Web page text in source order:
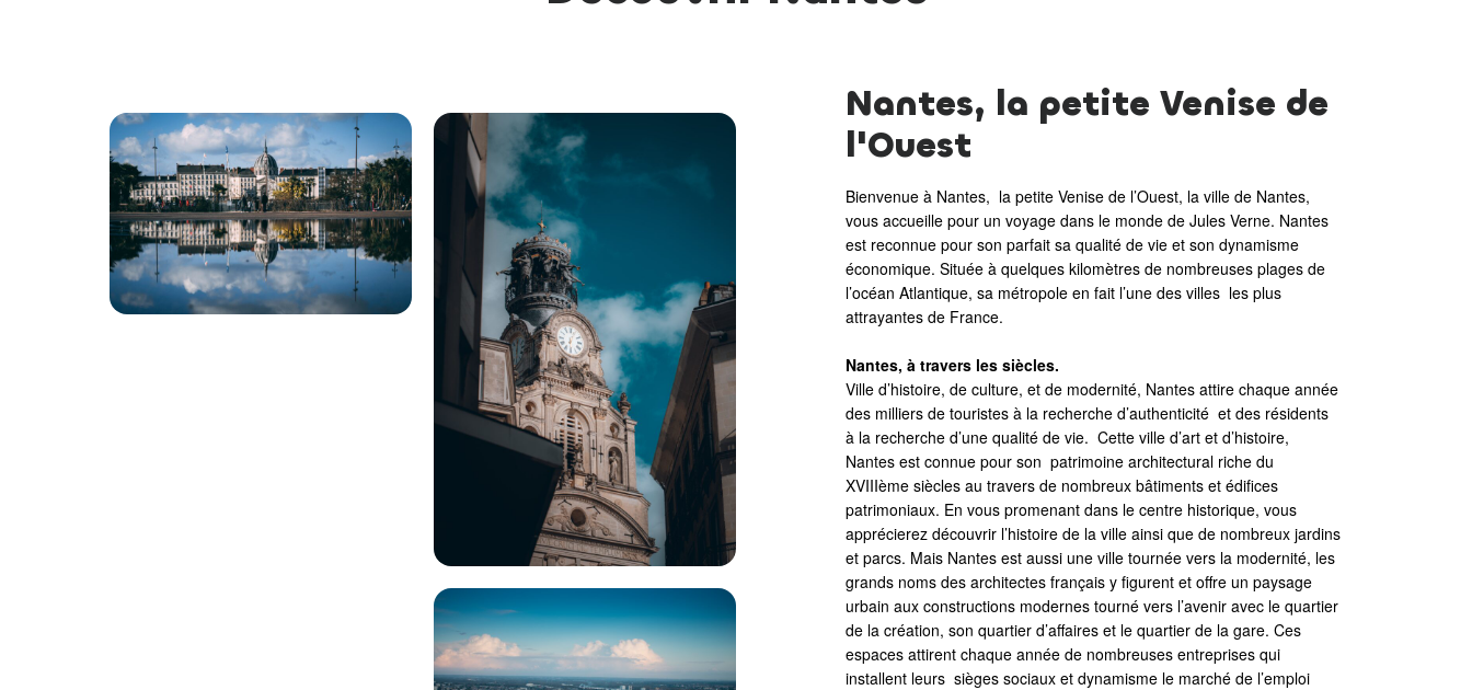
Nantes, la petite Venise de
l'Ouest
Bienvenue à Nantes, la petite Venise de l’Ouest, la ville de Nantes,
vous accueille pour un voyage dans le monde de Jules Verne. Nantes
est reconnue pour son parfait sa qualité de vie et son dynamisme
économique. Située à quelques kilomètres de nombreuses plages de
l’océan Atlantique, sa métropole en fait l’une des villes les plus
attrayantes de France.
Nantes, à travers les siècles.
Ville d’histoire, de culture, et de modernité, Nantes attire chaque année
des milliers de touristes à la recherche d’authenticité et des résidents
à la recherche d’une qualité de vie. Cette ville d’art et d’histoire,
Nantes est connue pour son patrimoine architectural riche du
XVIIIème siècles au travers de nombreux bâtiments et édifices
patrimoniaux. En vous promenant dans le centre historique, vous
apprécierez découvrir l’histoire de la ville ainsi que de nombreux jardins
et parcs. Mais Nantes est aussi une ville tournée vers la modernité, les
grands noms des architectes français y figurent et offre un paysage
urbain aux constructions modernes tourné vers l’avenir avec le quartier
de la création, son quartier d’affaires et le quartier de la gare. Ces
espaces attirent chaque année de nombreuses entreprises qui
installent leurs sièges sociaux et dynamisme le marché de l’emploi